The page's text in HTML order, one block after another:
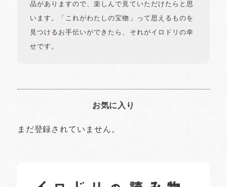
品がありますので、楽しんで見ていただけたらと思
います。「これがわたしの宝物」って思えるものを
見つけるお手伝いができたら、それがイロドリの幸
せです。
お気に入り
まだ登録されていません。
日常の様子など随時更新中です。